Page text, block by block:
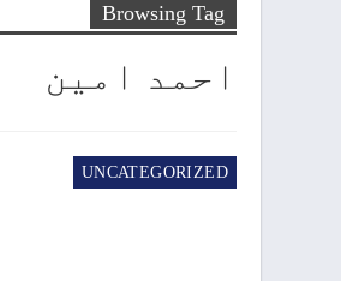
Browsing Tag
احمد امین
UNCATEGORIZED